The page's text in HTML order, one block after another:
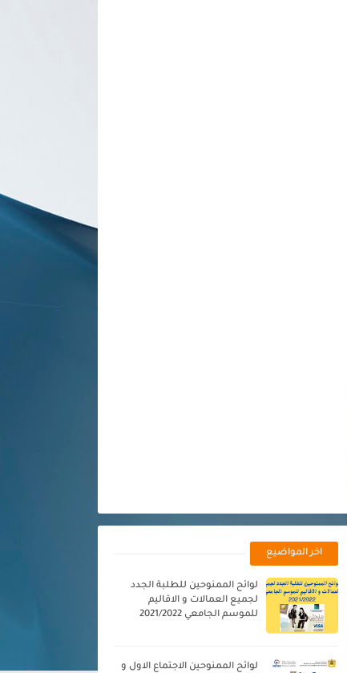
اخر المواضيع
لوائح الممنوحين للطلبة الجدد
لجميع العمالات و الاقاليم
للموسم الجامعي 2021/2022
لوائح الممنوحين الاجتماع الاول و